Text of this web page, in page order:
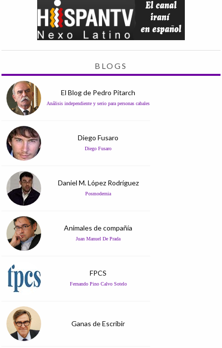
BLOGS
El Blog de Pedro Pitarch
Análisis independiente y serio para personas cabales
Diego Fusaro
Diego Fusaro
Daniel M. López Rodríguez
Posmodernia
Animales de compañía
Juan Manuel De Prada
FPCS
Fernando Pino Calvo Sotelo
Ganas de Escribir